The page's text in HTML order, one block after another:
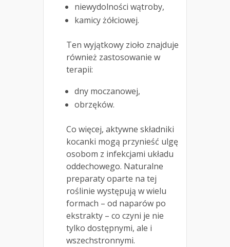
niewydolności wątroby,
kamicy żółciowej.
Ten wyjątkowy zioło znajduje
również zastosowanie w
terapii:
dny moczanowej,
obrzęków.
Co więcej, aktywne składniki
kocanki mogą przynieść ulgę
osobom z infekcjami układu
oddechowego. Naturalne
preparaty oparte na tej
roślinie występują w wielu
formach – od naparów po
ekstrakty – co czyni je nie
tylko dostępnymi, ale i
wszechstronnymi.